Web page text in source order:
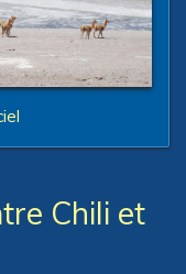
Chili et